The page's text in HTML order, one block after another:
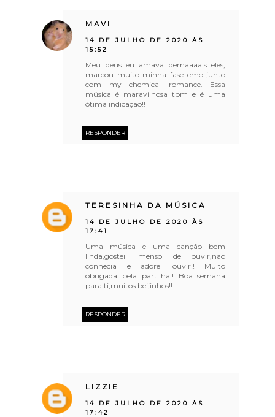
MAVI
14 DE JULHO DE 2020 ÀS
15:52
Meu deus eu amava demaaaais eles,
marcou muito minha fase emo junto
com my chemical romance. Essa
música é maravilhosa tbm e é uma
ótima indicação!!
RESPONDER
TERESINHA DA MÚSICA
14 DE JULHO DE 2020 ÀS
17:41
Uma música e uma canção bem
linda,gostei imenso de ouvir,não
conhecia e adorei ouvir!! Muito
obrigada pela partilha!! Boa semana
para ti,muitos beijinhos!!
RESPONDER
LIZZIE
14 DE JULHO DE 2020 ÀS
17:42